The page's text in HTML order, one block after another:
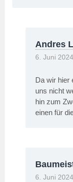
Andres
6. Juni
Da wir hier
uns nicht
hin zum
einen für
6. Juni